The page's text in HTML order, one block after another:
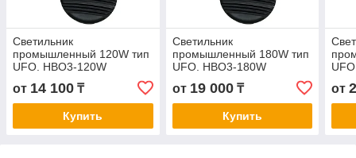
Светильник
промышленный 120W тип
UFO. HBO3-120W
от 14 100 ₸
Купить
Светильник
промышленный 180W тип
UFO. HBO3-180W
от 19 000₸
Купить
от